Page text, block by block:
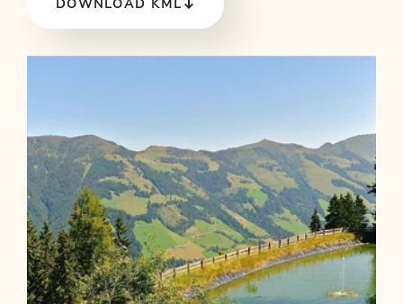
DOWNLOAD KML